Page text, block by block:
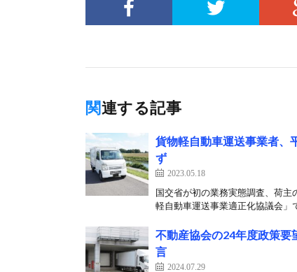
関連する記事
貨物軽自動車運送事業者、
ず
2023.05.18
国交省が初の業務実態調査、荷
軽自動車運送事業適正化協議会」
不動産協会の24年度政策要
言
2024.07.29